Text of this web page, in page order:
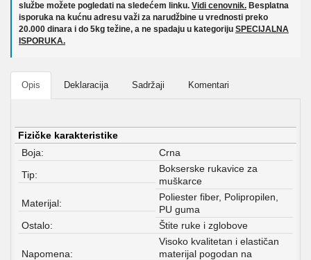
službe možete pogledati na sledećem linku. Vidi cenovnik. Besplatna
isporuka na kućnu adresu važi za narudžbine u vrednosti preko
20.000 dinara i do 5kg težine, a ne spadaju u kategoriju SPECIJALNA
ISPORUKA.
Opis Deklaracija Sadržaji Komentari
Fizičke karakteristike
Boja:
Crna
Tip:
Bokserske rukavice za
muškarce
Materijal:
Poliester fiber, Polipropilen,
PU guma
Ostalo:
Štite ruke i zglobove
Napomena:
Visoko kvalitetan i elastičan
materijal pogodan na